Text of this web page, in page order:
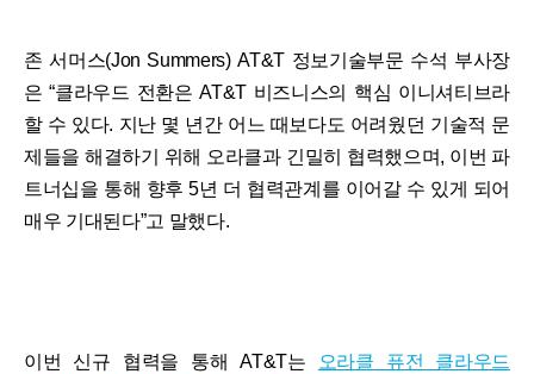
존 서머스(Jon Summers) AT&T 정보기술부문 수석 부사장
은 “클라우드 전환은 AT&T 비즈니스의 핵심 이니셔티브라
할 수 있다. 지난 몇 년간 어느 때보다도 어려웠던 기술적 문
제들을 해결하기 위해 오라클과 긴밀히 협력했으며, 이번 파
트너십을 통해 향후 5년 더 협력관계를 이어갈 수 있게 되어
매우 기대된다”고 말했다.
이번 신규 협력을 통해 AT&T는
오라클 퓨전 클라우드